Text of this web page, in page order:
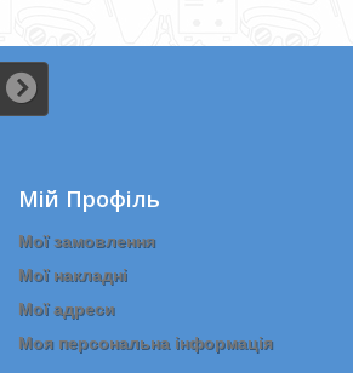
Мій Профіль
Мої замовлення
Мої накладні
Мої адреси
Моя персональна інформація